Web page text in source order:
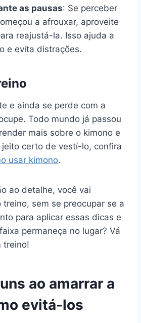
as pausas: Se perceber
a afrouxar, aproveite
reajustá-la. Isso ajuda a
e evita distrações.
e ainda se perde com a
Todo mundo já passou
mais sobre o kimono e
certo de vestí-lo, confira
usar kimono.
ao detalhe, você vai
treino, sem se preocupar se a
para aplicar essas dicas e
permaneça no lugar? Vá
treino!
ao amarrar a
evitá-los